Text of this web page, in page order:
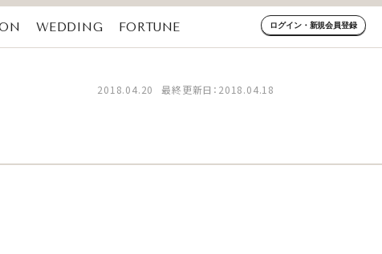
WEDDING
FORTUNE
ログイン・新規会員登録
2018.04.20 最終更新日：2018.04.18